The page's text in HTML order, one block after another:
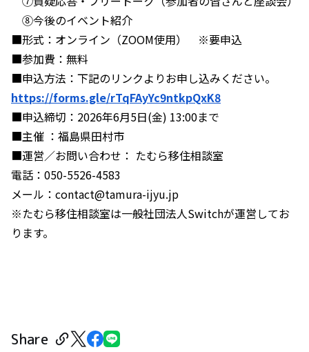
⑧今後のイベント紹介
■形式：オンライン（ZOOM使用） ※要申込
■参加費：無料
■申込方法：下記のリンクよりお申し込みください。
https://forms.gle/rTqFAyYc9ntkpQxK8
■申込締切：2026年6月5日(金) 13:00まで
■主催 ：福島県田村市
■運営／お問い合わせ： たむら移住相談室
電話：050-5526-4583
メール：contact@tamura-ijyu.jp
※たむら移住相談室は一般社団法人Switchが運営してお
ります。
Share